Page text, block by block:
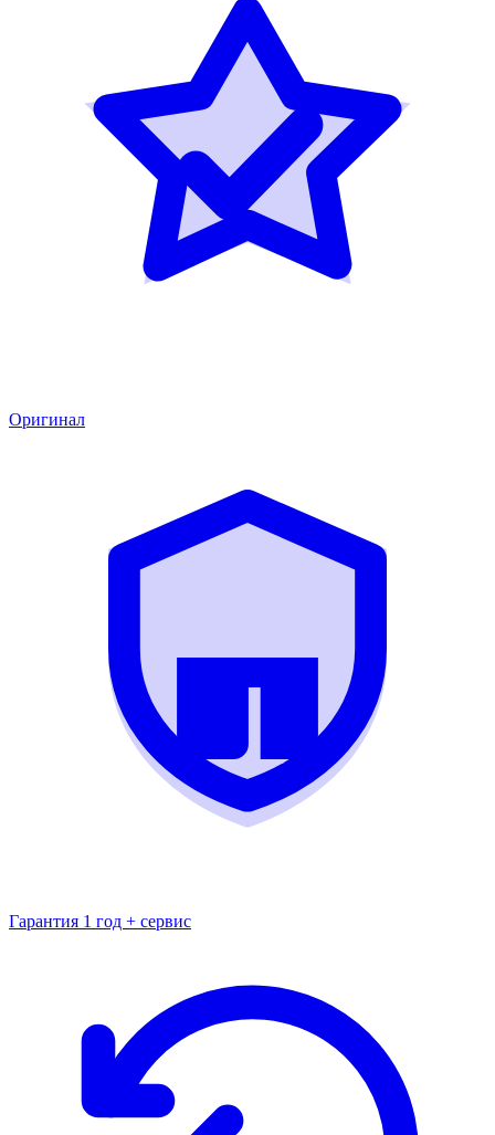
Оригинал
Гарантия 1 год + сервис